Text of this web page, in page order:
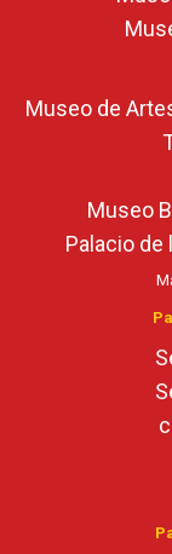
Museo de
Museo
Palacio de